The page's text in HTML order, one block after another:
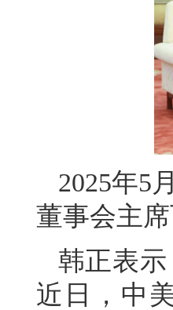
2025年5
董事会主席
韩正表
近日，中